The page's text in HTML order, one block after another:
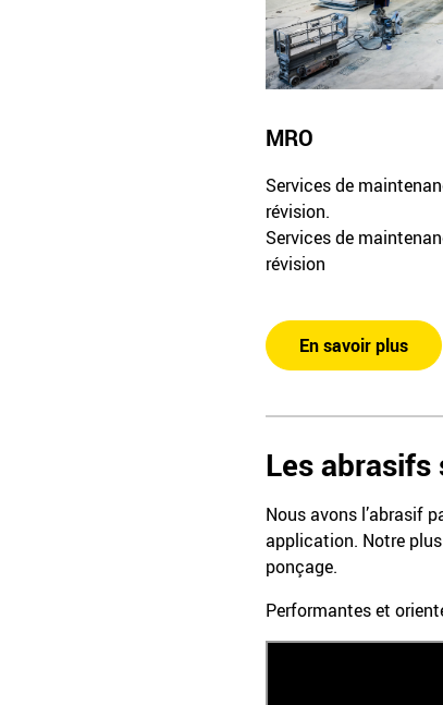
MRO
Services de
révision.
Services de
révision
En savoir plus
Les
Nous avons l’abrasif
application. Notre
ponçage.
Performantes et